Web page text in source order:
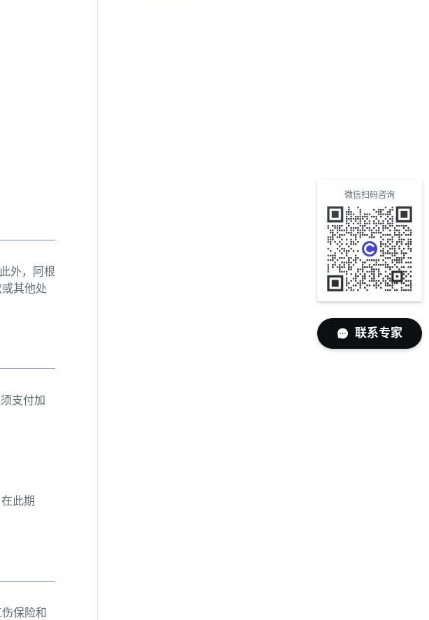
外，阿根
其他处
支付加
此期
保险和
微信扫码咨询
联系专家